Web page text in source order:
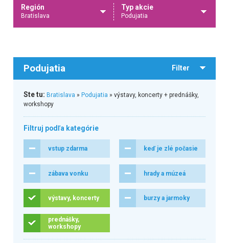
Región
Bratislava
Typ akcie
Podujatia
Podujatia Filter
Ste tu: Bratislava » Podujatia » výstavy, koncerty + prednášky,
workshopy
Filtruj podľa kategórie
vstup zdarma keď je zlé počasie
zábava vonku hrady a múzeá
výstavy, koncerty burzy a jarmoky
prednášky,
workshopy